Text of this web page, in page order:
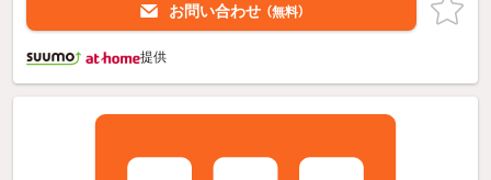
お問い合わせ （無料）
提供